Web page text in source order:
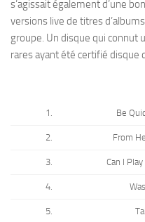
s’agissait également d’une
versions live de titres
groupe. Un disque qui connut
rares ayant été certifié disque
1. Be
2. From
3. Can I
4.
5.